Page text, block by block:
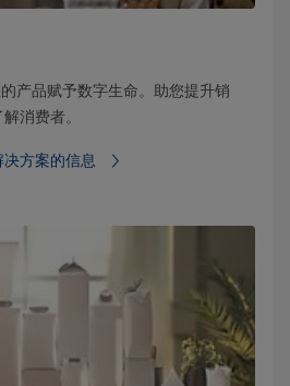
品赋予数字生命。助您提升销
消费者。
方案的信息